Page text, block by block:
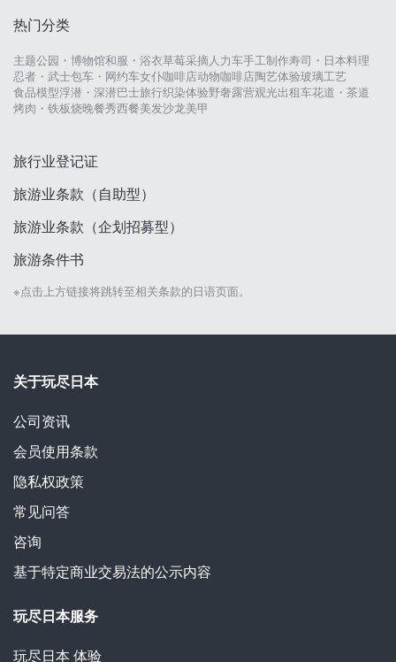
热门分类
主题公园・博物馆和服・浴衣草莓采摘人力车手工制作寿司・日本料理
忍者・武士包车・网约车女仆咖啡店动物咖啡店陶艺体验玻璃工艺
食品模型浮潜・深潜巴士旅行织染体验野奢露营观光出租车花道・茶道
烤肉・铁板烧晚餐秀西餐美发沙龙美甲
旅行业登记证
旅游业条款（自助型）
旅游业条款（企划招募型）
旅游条件书
※点击上方链接将跳转至相关条款的日语页面。
关于玩尽日本
公司资讯
会员使用条款
隐私权政策
常见问答
咨询
基于特定商业交易法的公示内容
玩尽日本服务
玩尽日本 体验